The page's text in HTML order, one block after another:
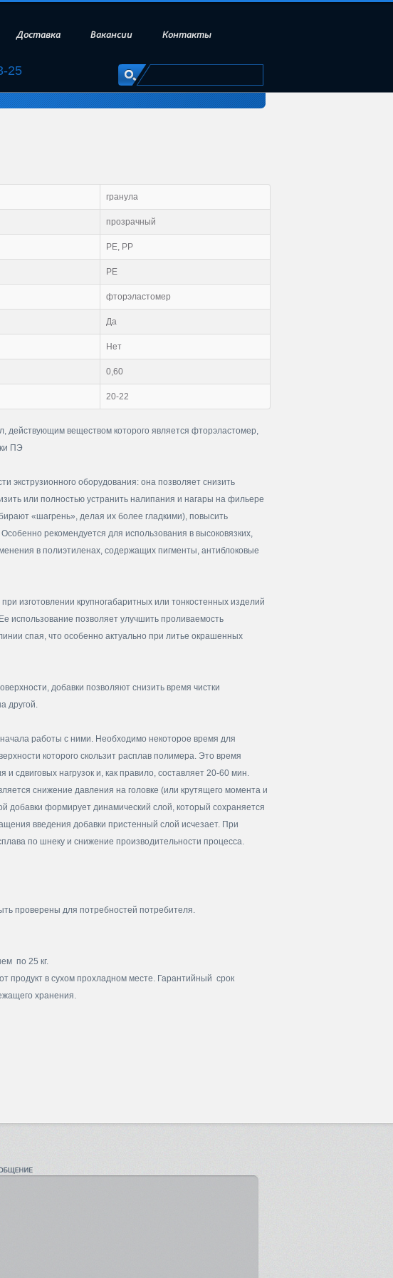
25
Доставка Вакансии Контакты
гранула
прозрачный
PE, PP
PE
фторэластомер
Да
Нет
0,60
20-22
веществом которого является фторэластомер,
ПЭ
экструзионного оборудования: она позволяет снизить
или полностью устранить налипания и нагары на фильере
«шагрень», делая их более гладкими), повысить
рекомендуется для использования в высоковязких,
в полиэтиленах, содержащих пигменты, антиблоковые
изготовлении крупногабаритных или тонкостенных изделий
использование позволяет улучшить проливаемость
спая, что особенно актуально при литье окрашенных
добавки позволяют снизить время чистки
другой.
работы с ними. Необходимо некоторое время для
которого скользит расплав полимера. Это время
сдвиговых нагрузок и, как правило, составляет 20-60 мин.
снижение давления на головке (или крутящего момента и
добавки формирует динамический слой, который сохраняется
введения добавки пристенный слой исчезает. При
по шнеку и снижение производительности процесса.
проверены для потребностей потребителя.
по 25 кг.
продукт в сухом прохладном месте. Гарантийный срок
хранения.